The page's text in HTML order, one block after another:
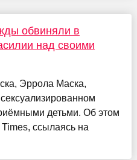
обвиняли в
над своими
Эррола Маска,
детьми. Об этом
ссылаясь на